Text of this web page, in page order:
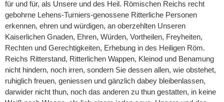
für und für, als Unsere und des Heil. Römischen Reichs recht
gebohrne Lehens-Turniers-genossene Ritterliche Personen
erkennen, ehren und würdigen, an oberzehlten Unseren
Kaiserlichen Gnaden, Ehren, Würden, Vortheilen, Freyheiten,
Rechten und Gerechtigkeiten, Erhebung in des Heiligen Röm.
Reichs Ritterstand, Ritterlichen Wappen, Kleinod und Benamung
nicht hindern, noch irren, sondern Sie dessen allen, wie obstehet,
ruhiglich freuen, geniessen und gänzlich dabey bleibenlassen,
darwider nicht thun, noch das anderen zu thun gestatten, in keine